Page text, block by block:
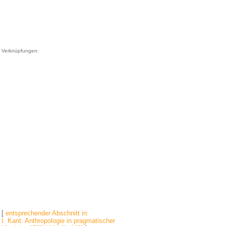
Verknüpfungen:
[ entsprechender Abschnitt in:
I. Kant: Anthropologie in pragmatischer